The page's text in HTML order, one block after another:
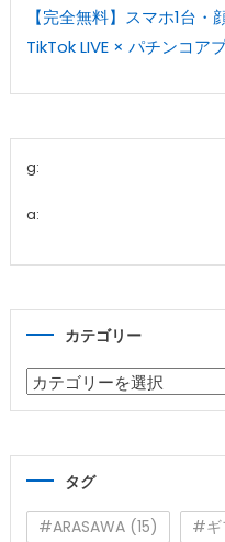
【完全無料】スマホ1台
TikTok LIVE × パチンコア
g:
a:
カテゴリー
カ
テ
タグ
#ARASAWA(15) #ギ